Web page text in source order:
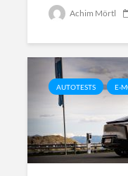
Achim Mörtl
AUTOTESTS E-